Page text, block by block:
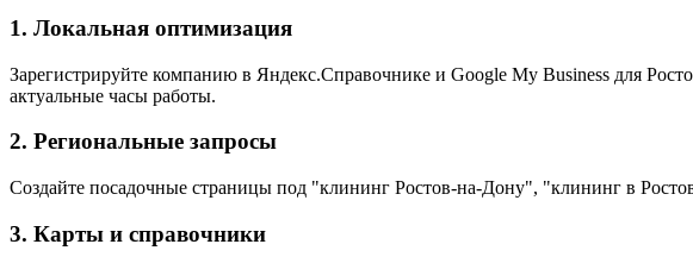
1. Локальная оптимизация
Зарегистрируйте компанию в Яндекс.Справочнике и Google My Business для
актуальные часы работы.
2. Региональные запросы
Создайте посадочные страницы под "клининг Ростов-на-Дону", "клининг в
3. Карты и справочники